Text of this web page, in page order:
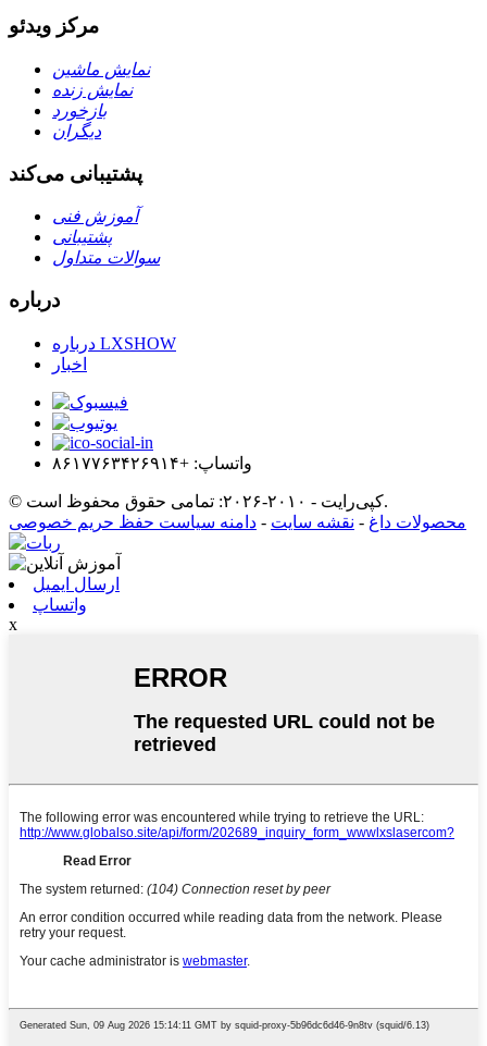
مرکز ویدئو
نمایش ماشین
نمایش زنده
بازخورد
دیگران
پشتیبانی می‌کند
آموزش فنی
پشتیبانی
سوالات متداول
درباره
درباره LXSHOW
اخبار
واتساپ: +۸۶۱۷۷۶۳۴۲۶۹۱۴
© کپی‌رایت - ۲۰۱۰-۲۰۲۶: تمامی حقوق محفوظ است.
محصولات داغ - نقشه سایت - دامنه سیاست حفظ حریم خصوصی
ارسال ایمیل
واتساپ
x